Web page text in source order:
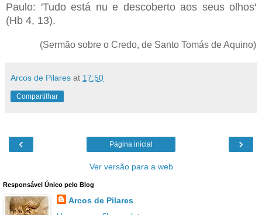
Paulo: 'Tudo está nu e descoberto aos seus olhos'
(Hb 4, 13).
(Sermão sobre o Credo, de Santo Tomás de Aquino)
Arcos de Pilares at 17:50
Compartilhar
‹ ›
Página inicial
Ver versão para a web
Responsável Único pelo Blog
Arcos de Pilares